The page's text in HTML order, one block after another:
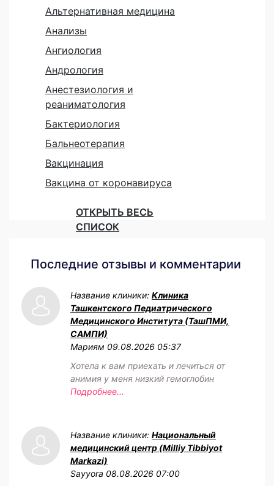
Альтернативная медицина
Анализы
Ангиология
Андрология
Анестезиология и
реаниматология
Бактериология
Бальнеотерапия
Вакцинация
Вакцина от коронавируса
ОТКРЫТЬ ВЕСЬ
СПИСОК
Последние отзывы и комментарии
Название клиники: Клиника
Ташкентского Педиатрического
Медицинского Института (ТашПМИ,
САМПИ)
Мариям 09.08.2026 05:37
Хотела к вам приехать и лечиться от
анимия у меня низкий гемоглобин
Подробнее...
Название клиники: Национальный
медицинский центр (Milliy Tibbiyot
Markazi)
Sayyora 08.08.2026 07:00